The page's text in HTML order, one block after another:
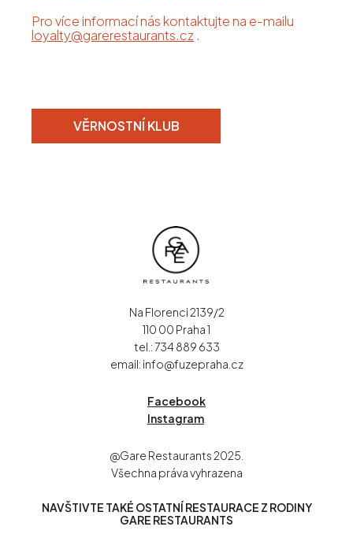
Pro více informací nás kontaktujte na e-mailu
loyalty@garerestaurants.cz .
VĚRNOSTNÍ KLUB
Na Florenci 2139/2
110 00 Praha 1
tel.:734 889 633
email: info@fuzepraha.cz
Facebook
Instagram
@Gare Restaurants 2025.
Všechna práva vyhrazena
NAVŠTIVTE TAKÉ OSTATNÍ RESTAURACE Z RODINY
GARE RESTAURANTS